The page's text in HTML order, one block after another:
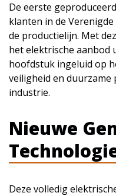
De eerste
klanten in de
de productielijn. Met
het elektrische aanbod
hoofdstuk ingeluid op
veiligheid en
industrie.
Nieuwe
Deze volledig